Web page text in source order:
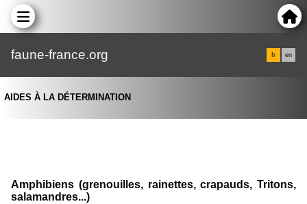
faune-france.org fr en
AIDES À LA DÉTERMINATION
Amphibiens (grenouilles, rainettes, crapauds, Tritons,
salamandres...)